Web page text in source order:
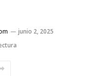
junio 2, 2025